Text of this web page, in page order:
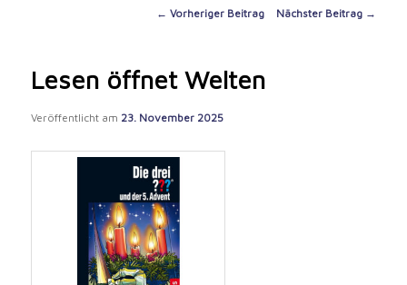
Post
← Vorheriger Beitrag Nächster Beitrag →
Lesen öffnet Welten
Veröffentlicht am 23. November 2025